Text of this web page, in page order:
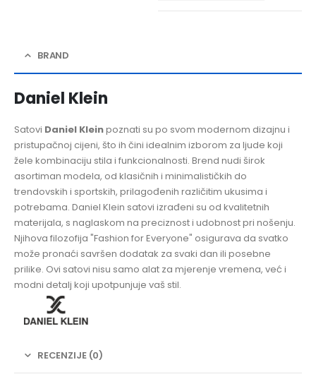
BRAND
Daniel Klein
Satovi Daniel Kleinpoznati su po svom modernom dizajnu i
pristupačnoj cijeni, što ih čini idealnim izborom za ljude koji
žele kombinaciju stila i funkcionalnosti. Brend nudi širok
asortiman modela, od klasičnih i minimalističkih do
trendovskih i sportskih, prilagođenih različitim ukusima i
potrebama. Daniel Klein satovi izrađeni su od kvalitetnih
materijala, s naglaskom na preciznost i udobnost pri nošenju.
Njihova filozofija "Fashion for Everyone" osigurava da svatko
može pronaći savršen dodatak za svaki dan ili posebne
prilike. Ovi satovi nisu samo alat za mjerenje vremena, već i
modni detalj koji upotpunjuje vaš stil.
RECENZIJE (0)